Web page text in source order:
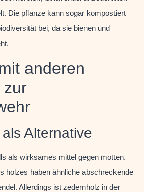
Die pflanze kann sogar kompostiert
bei, da sie bienen und
anderen
zur
Alternative
als wirksames mittel gegen motten.
holzes haben ähnliche abschreckende
Allerdings ist zedernholz in der